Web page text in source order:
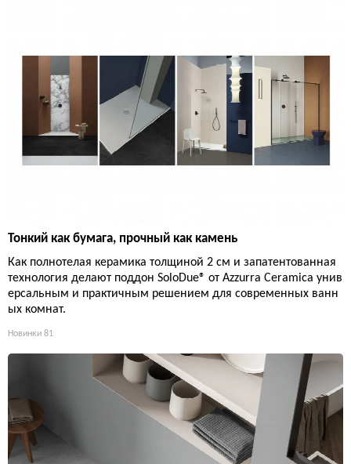
Тонкий как бумага, прочный как камень
Как полнотелая керамика толщиной 2 см и запатентованная
технология делают поддон SoloDue® от Azzurra Ceramica унив
ерсальным и практичным решением для современных ванн
ых комнат.
Новинки 81